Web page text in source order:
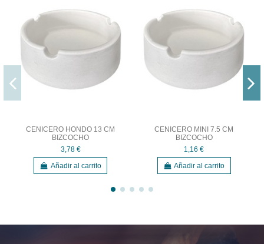
CENICERO HONDO 13 CM
BIZCOCHO
3,78 €
Añadir al carrito
CENICERO MINI 7.5 CM
BIZCOCHO
1,16 €
Añadir al carrito